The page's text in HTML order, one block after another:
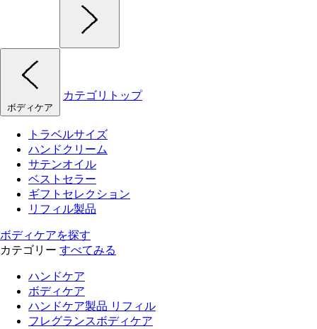
ボディケア
カテゴリトップ
トラベルサイズ
ハンドクリーム
サテンオイル
ベストセラー
ギフトセレクション
リフィル製品
ボディケアを探す
カテゴリー すべてみる
ハンドケア
ボディケア
ハンドケア製品 リフィル
フレグランスボディケア